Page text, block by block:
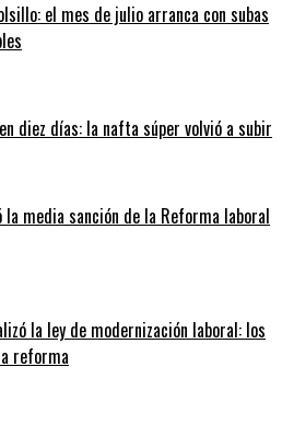
el mes de julio arranca con subas
diez días: la nafta súper volvió a subir
la media sanción de la Reforma laboral
la ley de modernización laboral: los
reforma